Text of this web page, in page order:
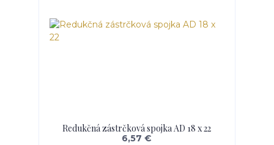
Redukčná zástrčková spojka AD 18 x 22
6,57 €